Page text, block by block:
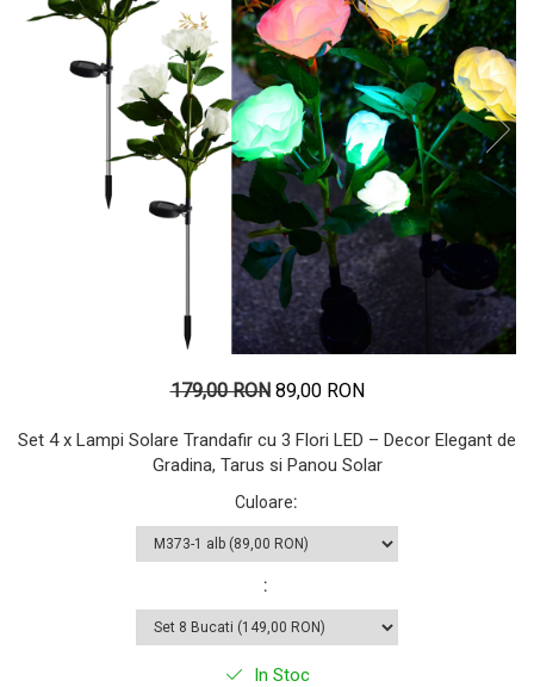
179,00 RON 89,00 RON
Set 4 x Lampi Solare Trandafir cu 3 Flori LED – Decor Elegant de
Gradina, Tarus si Panou Solar
Culoare:
:
In Stoc